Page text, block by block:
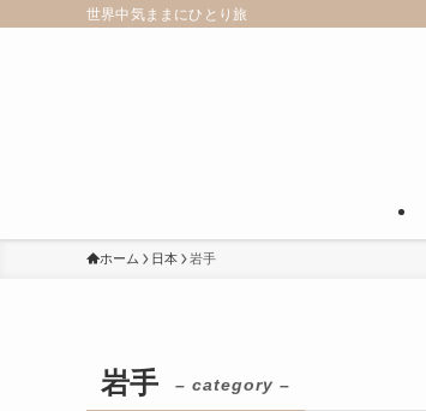
世界中気ままにひとり旅
ホーム 日本 岩手
岩手 – category –